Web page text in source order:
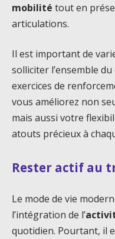
mobilité tout en
articulations.
Il est important de
solliciter l’ensemble
exercices de
vous améliorez non
mais aussi votre
atouts précieux à
Rester actif au
Le mode de vie
l’intégration de l’
quotidien. Pourtant, il